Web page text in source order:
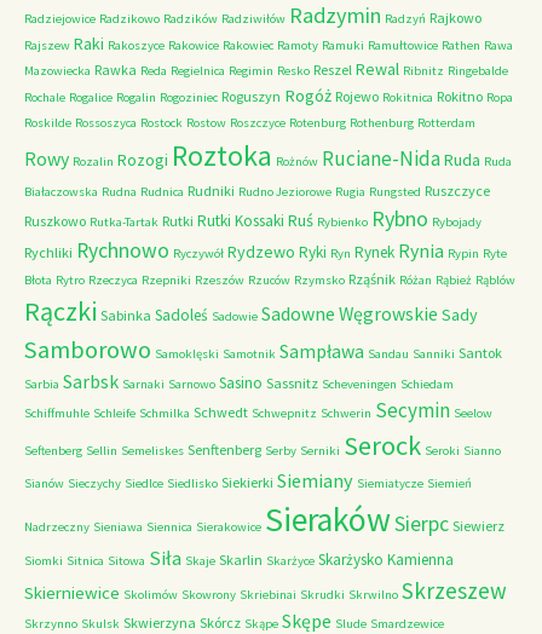
Radziejowice Radzikowo Radzików Radziwiłów Radzymin Radzyń Rajkowo
Rajszew Raki Rakoszyce Rakowice Rakowiec Ramoty Ramuki Ramułtowice Rathen Rawa
Mazowiecka Rawka Reda Regielnica Regimin Resko Reszel Rewal Ribnitz Ringebalde
Rochale Rogalice Rogalin Rogoziniec Roguszyn Rogóż Rojewo Rokitnica Rokitno Ropa
Roskilde Rossoszyca Rostock Rostow Roszczyce Rotenburg Rothenburg Rotterdam
Rowy Rozalin Rozogi Roztoka Rożnów Ruciane-NidaRuda Ruda
Białaczowska Rudna Rudnica Rudniki Rudno Jeziorowe Rugia Rungsted Ruszczyce
Ruszkowo Rutka-Tartak Rutki Rutki Kossaki Ruś Rybienko Rybno Rybojady
Rychliki Rychnowo Ryczywół Rydzewo Ryki Ryn Rynek Rynia Rypin Ryte
Błota Rytro Rzeczyca Rzepniki Rzeszów Rzuców Rzymsko Rząśnik Różan Rąbież Rąblów
Rączki Sabinka Sadoleś Sadowie Sadowne Węgrowskie Sady
Samborowo Samoklęski Samotnik Sampława Sandau Sanniki Santok
Sarbia Sarbsk Sarnaki Sarnowo Sasino Sassnitz Scheveningen Schiedam
Schiffmuhle Schleife Schmilka Schwedt Schwepnitz Schwerin Secymin Seelow
Seftenberg Sellin Semeliskes Senftenberg Serby Serniki Serock Seroki Sianno
Sianów Sieczychy Siedlce Siedlisko Siekierki Siemiany Siemiatycze Siemień
Nadrzeczny Sieniawa Siennica Sierakowice SierakówSierpc Siewierz
Siomki Sitnica Sitowa Siła Skaje Skarlin Skarżyce Skarżysko Kamienna
Skierniewice Skolimów Skowrony Skriebinai Skrudki Skrwilno Skrzeszew
Skrzynno Skulsk Skwierzyna Skórcz Skąpe Skępe Slude Smardzewice